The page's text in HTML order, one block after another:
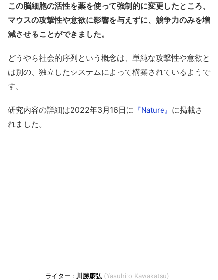
この脳細胞の活性を薬を使って強制的に変更したところ、
マウスの攻撃性や意欲に影響を与えずに、競争力のみを増
減させることができました。
どうやら社会的序列という概念は、単純な攻撃性や意欲と
は別の、独立したシステムによって構築されているようで
す。
研究内容の詳細は2022年3月16日に 『Nature』 に掲載さ
れました。
川勝康弘 Yasuhiro Kawakatsu